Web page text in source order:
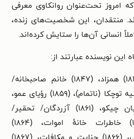
امروز تحت‌عنوان روانکاوی معرفی
منتقدان، این شخصیت‌های زنده،
انسانی آن‌ها را ستایش کرده‌اند.
این نویسنده عبارتند از:
(۱۸۴۶) بیچارگان، (۱۸۴۶) همزاد، (۱۸۴۷) خانم صاحبخانه/
بانوی میزبان، (۱۸۴۹) نیه توچکا (ناتمام)، (۱۸۵۹) رؤیای عمو،
(۱۸۵۹) روستای استپان چیکو، (۱۸۶۱) آزردگان/ تحقیر/
توهین‌شدگان، (۱۸۶۲) خاطرات خانهٔ اموات، (۱۸۶۴)